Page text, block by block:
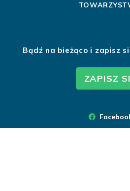
Bądź na bieżąco i zapisz
ZAPISZ